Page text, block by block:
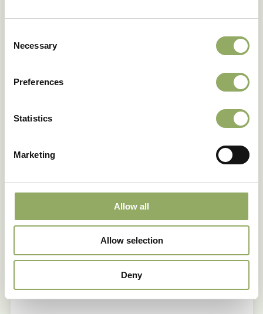
Selection
Necessary
Preferences
Statistics
Marketing
Allow all
Allow selection
Deny
26 mei 2026